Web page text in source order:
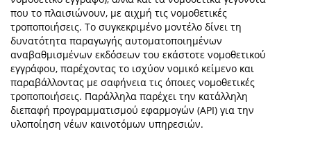
που το πλαισιώνουν, με αιχμή τις νομοθετικές
τροποποιήσεις. Το συγκεκριμένο μοντέλο δίνει τη
δυνατότητα παραγωγής αυτοματοποιημένων
αναβαθμισμένων εκδόσεων του εκάστοτε νομοθετικού
εγγράφου, παρέχοντας το ισχύον νομικό κείμενο και
παραβάλλοντας με σαφήνεια τις όποιες νομοθετικές
τροποποιήσεις. Παράλληλα παρέχει την κατάλληλη
διεπαφή προγραμματισμού εφαρμογών (API) για την
υλοποίηση νέων καινοτόμων υπηρεσιών.